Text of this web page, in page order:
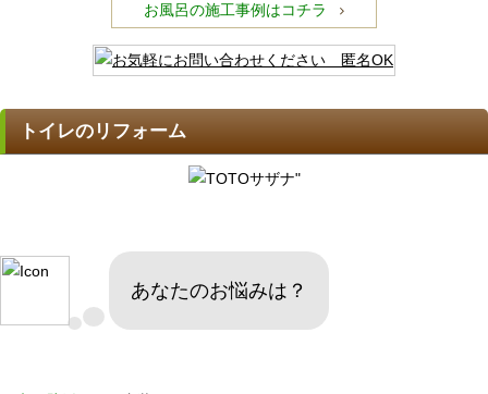
お風呂の施工事例はコチラ
トイレのリフォーム
あなたのお悩みは？